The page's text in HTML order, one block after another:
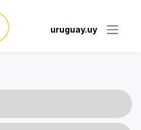
uruguay.uy